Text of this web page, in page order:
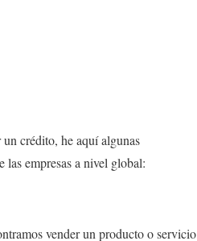
crédito, he aquí algunas
las empresas a nivel global:
vender un producto o servicio